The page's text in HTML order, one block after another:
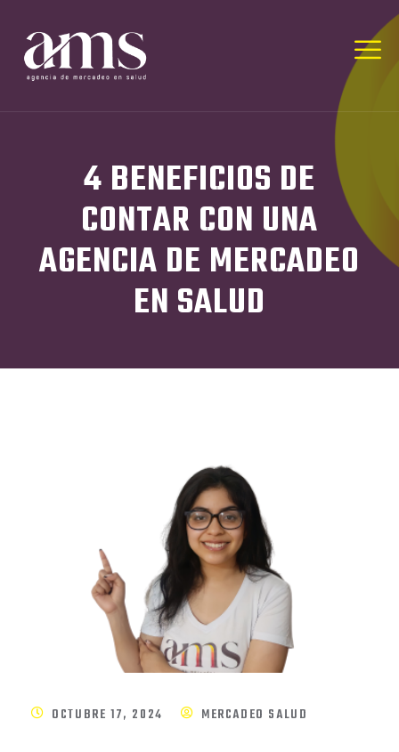
4 BENEFICIOS DE
CONTAR CON UNA
AGENCIA DE MERCADEO
EN SALUD
OCTUBRE 17, 2024 MERCADEO SALUD